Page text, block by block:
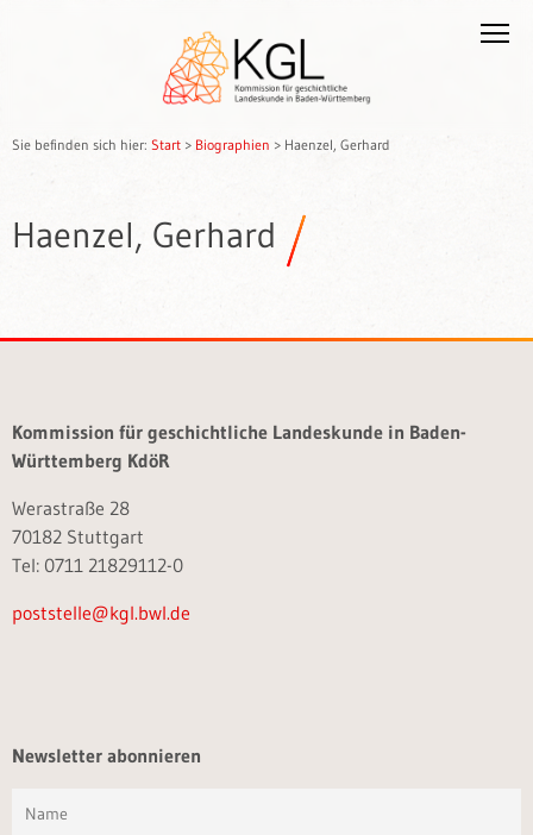
Sie befinden sich hier: Start > Biographien > Haenzel, Gerhard
Haenzel, Gerhard
Kommission für geschichtliche Landeskunde in Baden-
Württemberg KdöR
Werastraße 28
70182 Stuttgart
Tel: 0711 21829112-0
poststelle@kgl.bwl.de
Newsletter abonnieren